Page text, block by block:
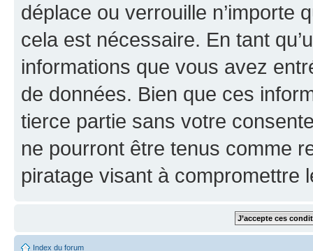
déplace ou verrouille n’importe
cela est nécessaire. En tant
informations que vous avez
de données. Bien que ces
tierce partie sans votre
ne pourront être tenus comme
piratage visant à compromettre
Index du forum